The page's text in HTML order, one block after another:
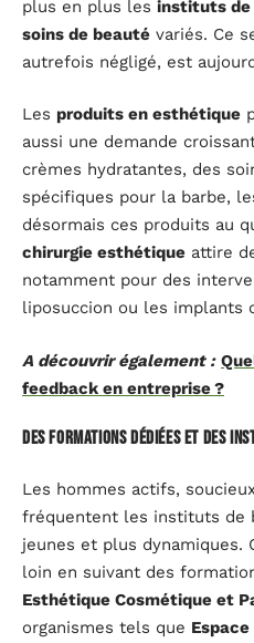
plus en plus les instituts de
soins de beauté variés. Ce
autrefois négligé, est
Les produits en esthétique
aussi une demande
crèmes hydratantes, des
spécifiques pour la barbe,
désormais ces produits au
chirurgie esthétique attire
notamment pour des
liposuccion ou les implants
A découvrir également :
feedback en entreprise ?
Des formations dédiées et des
Les hommes actifs,
fréquentent les instituts de
jeunes et plus dynamiques.
loin en suivant des
Esthétique Cosmétique et
organismes tels que